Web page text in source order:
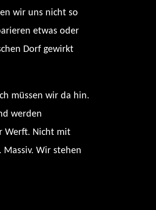
wir uns nicht so
etwas oder
Dorf gewirkt
müssen wir da hin.
werden
Werft. Nicht mit
Wir stehen